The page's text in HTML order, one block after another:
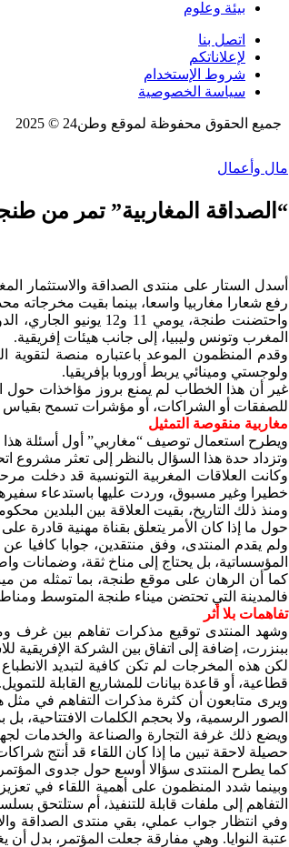
بيئة وعلوم
اتصل بنا
لإعلاناتكم
شروط الإستخدام
سياسة الخصوصية
جميع الحقوق محفوظة لموقع وطن24 © 2025
مال وأعمال
“الصداقة المغاربية” تمر من
أسدل الستار على منتدى الصداقة والاستثمار
رفع شعارا مغاربيا واسعا، بينما بقيت مخرجاته
واحتضنت طنجة،
المغرب وتونس وليبيا، إلى جانب هيئات إفريقية.
وقدم المنظمون الموعد باعتباره منصة
ولوجستي ومينائي يربط أوروبا بإفريقيا.
غير أن هذا الخطاب لم يمنع بروز مؤاخذات حول
للصفقات أو الشراكات، أو مؤشرات تسمح بقياس
مغاربية منقوصة التمثيل
ويطرح استعمال توصيف “مغاربي” أول أسئلة
وتزداد حدة هذا السؤال بالنظر إلى تعثر مشروع
خطيرا وغير مسبوق، وردت عليها باستدعاء
ومنذ ذلك التاريخ، بقيت العلاقة بين البلدين
حول ما إذا كان الأمر يتعلق بقناة مهنية قادرة
ولم يقدم المنتدى، وفق منتقدين، جوابا كافيا
المؤسساتية، بل يحتاج إلى مناخ ثقة، وضمانات
كما أن الرهان على موقع طنجة، بما تمثله من
فالمدينة التي تحتضن ميناء طنجة المتوسط
تفاهمات بلا أثر
وشهد المنتدى توقيع مذكرات تفاهم بين غرف
ببنزرت، إضافة إلى اتفاق بين الشركة الإفريقية
لكن هذه المخرجات لم تكن كافية لتبديد
قطاعية، أو قاعدة بيانات للمشاريع القابلة للتمويل.
ويرى متابعون أن كثرة مذكرات التفاهم في مثل
الصور الرسمية، ولا بحجم الكلمات الافتتاحية،
ويضع ذلك غرفة التجارة والصناعة والخدمات
حصيلة لاحقة تبين ما إذا كان اللقاء قد أنتج
كما يطرح المنتدى سؤالا أوسع حول جدوى
وبينما شدد المنظمون على أهمية اللقاء في
التفاهم إلى ملفات قابلة للتنفيذ، أم ستلتحق
وفي انتظار جواب عملي، بقي منتدى الصداقة
عتبة النوايا. وهي مفارقة جعلت المؤتمر، بدل